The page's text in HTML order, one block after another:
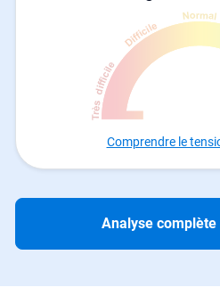
Comprendre le
Analyse